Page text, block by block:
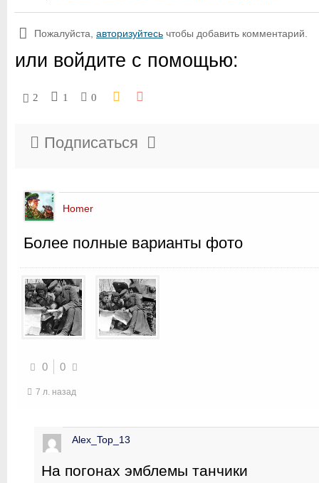
Пожалуйста, авторизуйтесь чтобы добавить комментарий.
или войдите с помощью:
2 1 0
Подписаться
Homer
Более полные варианты фото
0 0
7 л. назад
Alex_Top_13
На погонах эмблемы танчики